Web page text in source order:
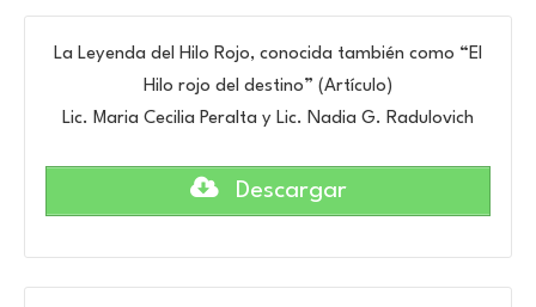
La Leyenda del Hilo Rojo, conocida también como “El
Hilo rojo del destino” (Artículo)
Lic. Maria Cecilia Peralta y Lic. Nadia G. Radulovich
Descargar